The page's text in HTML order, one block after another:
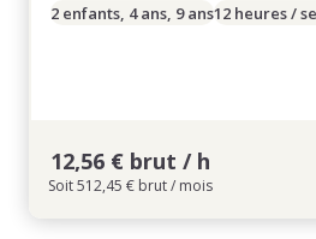
2 enfants, 4 ans, 9 ans12 heures /
12,56 € brut / h
Soit 512,45 € brut / mois